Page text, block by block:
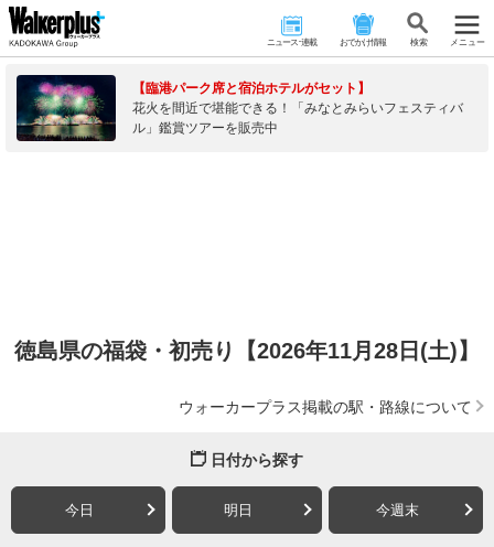
ニュース･連載 おでかけ情報 検 索 メニュー
【臨港パーク席と宿泊ホテルがセット】
花火を間近で堪能できる！「みなとみらいフェスティバ
ル」鑑賞ツアーを販売中
徳島県の福袋・初売り【2026年11月28日(土)】
ウォーカープラス掲載の駅・路線について
日付から探す
今日 明日 今週末